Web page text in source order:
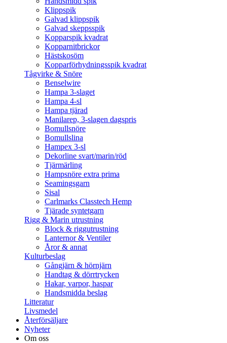
Klippspik
Galvad klippspik
Galvad skeppsspik
Kopparspik kvadrat
Kopparnitbrickor
Hästskosöm
Kopparförhydningsspik kvadrat
Tågvirke & Snöre
Benselwire
Hampa 3-slaget
Hampa 4-sl
Hampa tjärad
Manilarep, 3-slagen dagspris
Bomullsnöre
Bomullslina
Hampex 3-sl
Dekorline svart/marin/röd
Tjärmärling
Hampsnöre extra prima
Seamingsgarn
Sisal
Carlmarks Classtech Hemp
Tjärade syntetgarn
Rigg & Marin utrustning
Block & riggutrustning
Lanternor & Ventiler
Åror & annat
Kulturbeslag
Gångjärn & hörnjärn
Handtag & dörrtrycken
Hakar, varpor, haspar
Handsmidda beslag
Litteratur
Livsmedel
Återförsäljare
Nyheter
Om oss